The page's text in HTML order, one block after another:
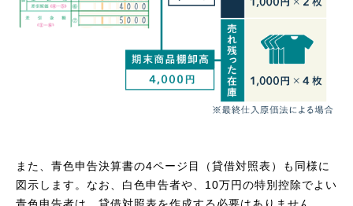
また、青色申告決算書の4ページ目（貸借対照表）も同様に
図示します。なお、白色申告者や、10万円の特別控除でよい